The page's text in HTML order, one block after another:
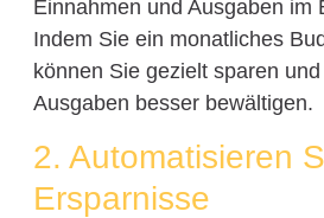
Einnahmen und Ausgaben im
Indem Sie ein monatliches
können Sie gezielt sparen
Ausgaben besser bewältigen.
2. Automatisieren
Ersparnisse